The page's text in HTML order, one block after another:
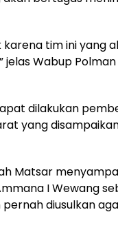
karena tim ini yang
Wabup Polman
dilakukan
yang
Matsar
I Wewang
diusulkan